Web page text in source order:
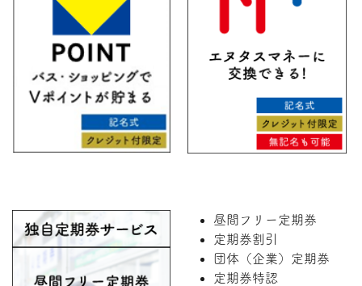
昼間フリー定期券
定期券割引
団体（企業）定期券
定期券特認